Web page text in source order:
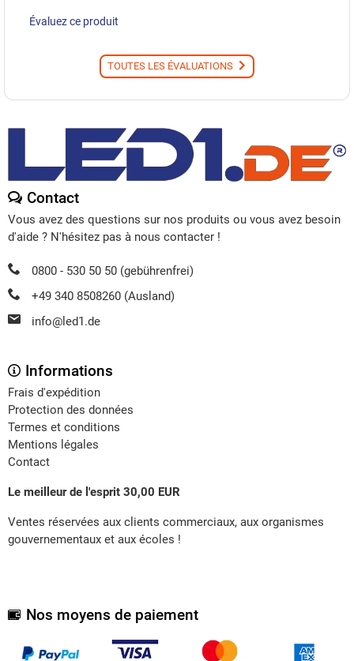
Évaluez ce produit
TOUTES LES ÉVALUATIONS
Contact
Vous avez des questions sur nos produits ou vous avez besoin
d'aide ? N'hésitez pas à nous contacter !
0800 - 530 50 50 (gebührenfrei)
+49 340 8508260 (Ausland)
info@led1.de
Informations
Frais d'expédition
Protection des données
Termes et conditions
Mentions légales
Contact
Le meilleur de l'esprit 30,00 EUR
Ventes réservées aux clients commerciaux, aux organismes
gouvernementaux et aux écoles !
Nos moyens de paiement